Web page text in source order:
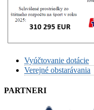
Vyúčtovanie dotácie
Verejné obstarávania
PARTNERI